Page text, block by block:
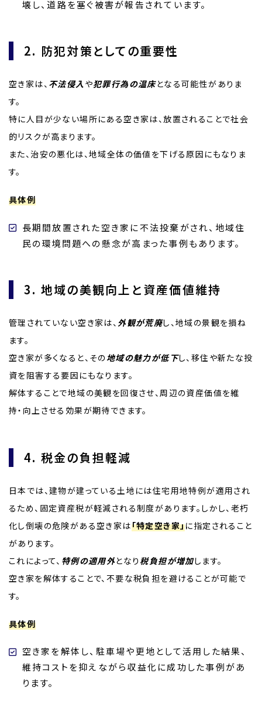
壊し、道路を塞ぐ被害が報告されています。
2. 防犯対策としての重要性
空き家は、 不法侵入や犯罪行為の温床となる可能性がありま
す。
特に人目が少ない場所にある空き家は、放置されることで社会
的リスクが高まります。
また、治安の悪化は、地域全体の価値を下げる原因にもなりま
す。
具体例
長期間放置された空き家に不法投棄がされ、地域住
民の環境問題への懸念が高まった事例もあります。
3. 地域の美観向上と資産価値維持
管理されていない空き家は、 外観が荒廃し、地域の景観を損ね
ます。
空き家が多くなると、その地域の魅力が低下し、移住や新たな投
資を阻害する要因にもなります。
解体することで地域の美観を回復させ、周辺の資産価値を維
持・向上させる効果が期待できます。
4. 税金の負担軽減
日本では、建物が建っている土地には住宅用地特例が適用され
るため、固定資産税が軽減される制度があります。しかし、老朽
化し倒壊の危険がある空き家は「特定空き家」に指定されること
があります。
これによって、 特例の適用外となり 税負担が増加します。
空き家を解体することで、不要な税負担を避けることが可能で
す。
具体例
空き家を解体し、駐車場や更地として活用した結果、
維持コストを抑えながら収益化に成功した事例があ
ります。